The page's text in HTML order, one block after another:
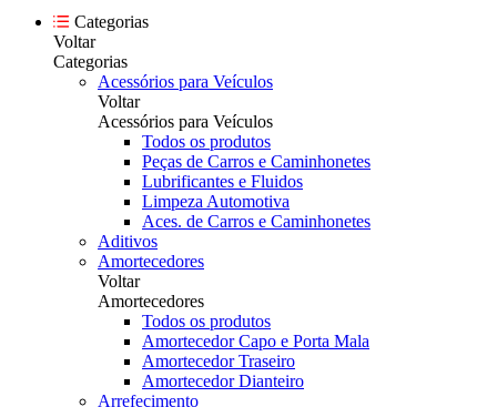
Categorias
Voltar
Categorias
Acessórios para Veículos
Voltar
Acessórios para Veículos
Todos os produtos
Peças de Carros e Caminhonetes
Lubrificantes e Fluidos
Limpeza Automotiva
Aces. de Carros e Caminhonetes
Aditivos
Amortecedores
Voltar
Amortecedores
Todos os produtos
Amortecedor Capo e Porta Mala
Amortecedor Traseiro
Amortecedor Dianteiro
Arrefecimento